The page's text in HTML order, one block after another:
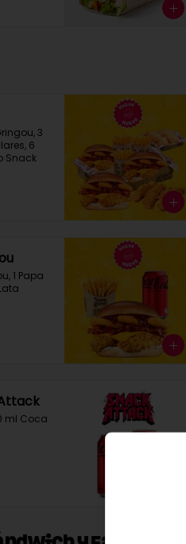
3
6
Snack
1 Papa
ml Coca